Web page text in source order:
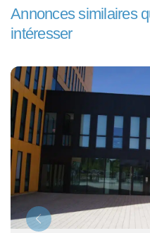
Annonces similaires
intéresser